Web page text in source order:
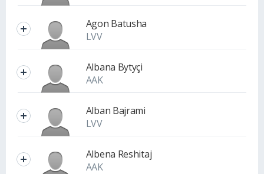
Agon Batusha
LVV
Albana Bytyçi
AAK
Alban Bajrami
LVV
Albena Reshitaj
AAK